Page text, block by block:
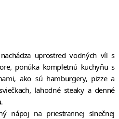
uprostred vodných víl s
ponúka kompletnú kuchyňu s
ako sú hamburgery, pizze a
lahodné steaky a denné
nápoj na priestrannej slnečnej